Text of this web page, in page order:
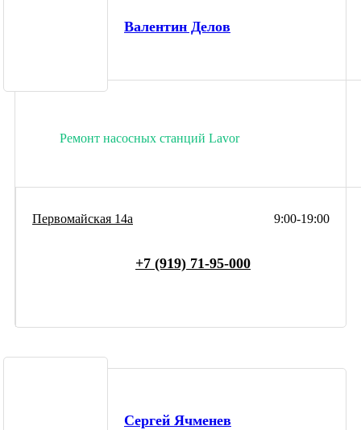
Валентин Делов
Ремонт насосных станций Lavor
9:00-19:00
Первомайская 14а
+7 (919) 71-95-000
Сергей Ячменев